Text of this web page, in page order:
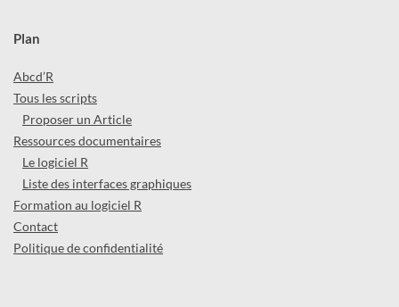
Plan
Abcd’R
Tous les scripts
Proposer un Article
Ressources documentaires
Le logiciel R
Liste des interfaces graphiques
Formation au logiciel R
Contact
Politique de confidentialité